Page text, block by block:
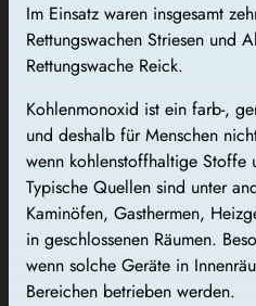
Im Einsatz waren insgesamt
Rettungswachen Striesen und
Rettungswache Reick.
Kohlenmonoxid ist ein farb-,
und deshalb für Menschen
wenn kohlenstoffhaltige Stoffe
Typische Quellen sind unter
Kaminöfen, Gasthermen,
in geschlossenen Räumen.
wenn solche Geräte in
Bereichen betrieben werden.